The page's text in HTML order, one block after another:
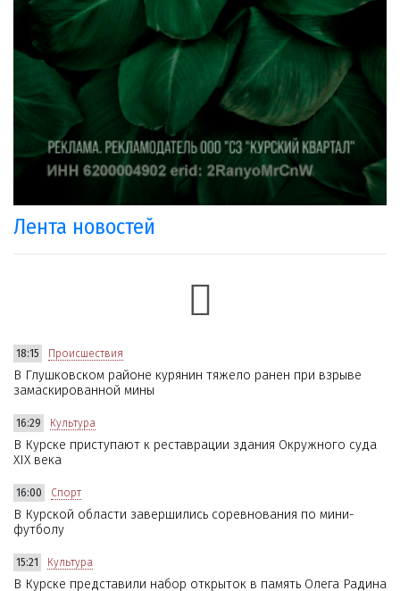
Лента новостей
18:15 Происшествия
В Глушковском районе курянин тяжело ранен при взрыве
замаскированной мины
16:29 Культура
В Курске приступают к реставрации здания Окружного суда
XIX века
16:00 Спорт
В Курской области завершились соревнования по мини-
футболу
15:21 Культура
В Курске представили набор открыток в память Олега Радина